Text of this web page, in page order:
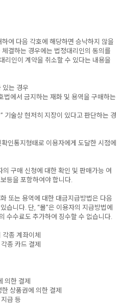
여 다음 각호에 해당하면 승낙하지 않을
결하는 경우에는 법정대리인의 동의를
리인이 계약을 취소할 수 있다는 내용을
있는 경우
법에서 금지하는 재화 및 용역을 구매하는
기술상 현저히 지장이 있다고 판단하는 경
인통지형태로 이용자에게 도달한 시점에
구매 신청에 대한 확인 및 판매가능 여
등을 포함하여야 합니다.
또는 용역에 대한 대금지급방법은 다음
습니다. 단, “몰”은 이용자의 지급방법에
수수료도 추가하여 징수할 수 없습니다.
각종 계좌이체
종 카드 결제
의한 결제
한 상품권에 의한 결제
급 등